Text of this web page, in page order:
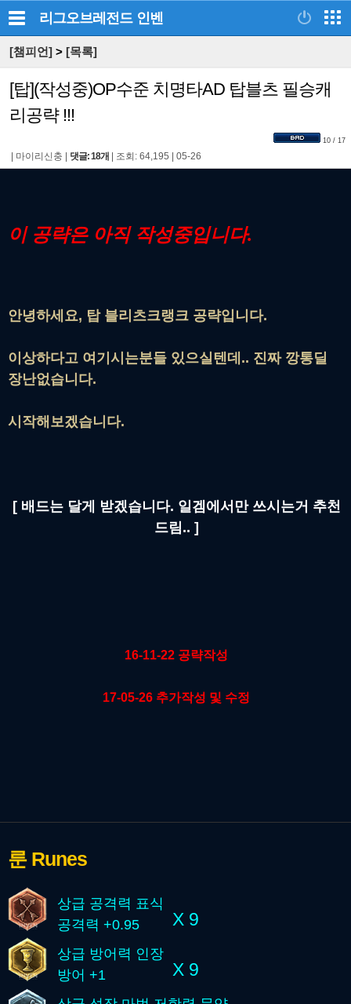
리그오브레전드 인벤
[챔피언] > [목록]
[탑](작성중)OP수준 치명타AD 탑블츠 필승캐
리공략 !!!
10 / 17
마이리신충 댓글: 18개 조회: 64,195 05-26
이 공략은 아직 작성중입니다.
안녕하세요, 탑 블리츠크랭크 공략입니다.
이상하다고 여기시는분들 있으실텐데.. 진짜 깡통딜
장난없습니다.
시작해보겠습니다.
[ 배드는 달게 받겠습니다. 일겜에서만 쓰시는거 추천
드림.. ]
16-11-22 공략작성
17-05-26 추가작성 및 수정
룬 Runes
상급 공격력 표식
공격력 +0.95
X 9
상급 방어력 인장
방어 +1
X 9